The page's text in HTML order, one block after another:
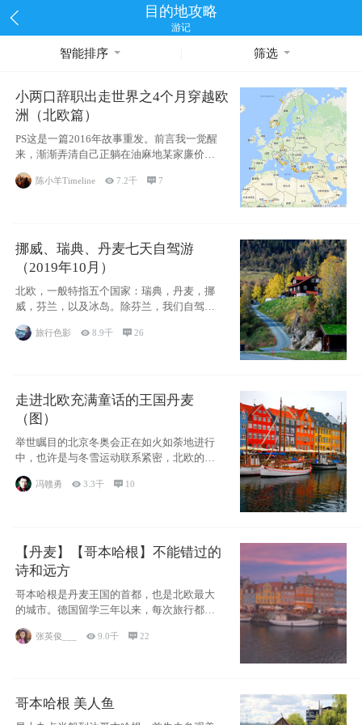
目的地攻略
游记
智能排序 筛选
小两口辞职出走世界之4个月穿越欧
洲（北欧篇）
PS这是一篇2016年故事重发。前言我一觉醒
来，渐渐弄清自己正躺在油麻地某家廉价宾
馆
陈小羊Timeline 7.2千 7
挪威、瑞典、丹麦七天自驾游
（2019年10月）
北欧，一般特指五个国家：瑞典，丹麦，挪
威，芬兰，以及冰岛。除芬兰，我们自驾游
旅行色影 8.9千 26
走进北欧充满童话的王国丹麦
（图）
举世瞩目的北京冬奥会正在如火如荼地进行
中，也许是与冬雪运动联系紧密，北欧的一
些国家因
冯赣勇 3.3千  10
【丹麦】【哥本哈根】不能错过的
诗和远方
哥本哈根是丹麦王国的首都，也是北欧最大
的城市。德国留学三年以来，每次旅行都是
张英俊___ 9.0千 22
哥本哈根 美人鱼